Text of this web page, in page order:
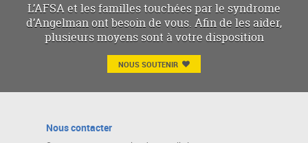
L’AFSA et les familles touchées par le syndrome
d’Angelman ont besoin de vous. Afin de les aider,
plusieurs moyens sont à votre disposition
NOUS SOUTENIR
Nous contacter